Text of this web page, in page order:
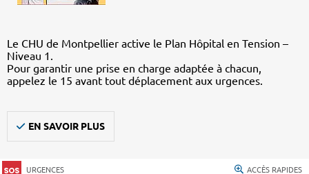
Le CHU de Montpellier active le Plan Hôpital en Tension –
Niveau 1.
Pour garantir une prise en charge adaptée à chacun,
appelez le 15 avant tout déplacement aux urgences.
EN SAVOIR PLUS
URGENCES ACCÈS RAPIDES